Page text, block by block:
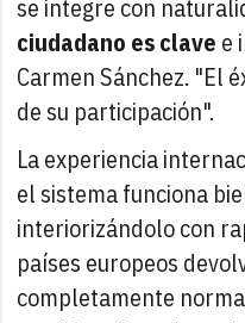
se integre con
ciudadano es clave e
Carmen Sánchez. "El
de su participación".
La experiencia
el sistema funciona
interiorizándolo con
países europeos
completamente